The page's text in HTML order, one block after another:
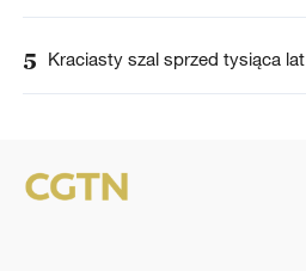
5 Kraciasty szal sprzed tysiąca lat